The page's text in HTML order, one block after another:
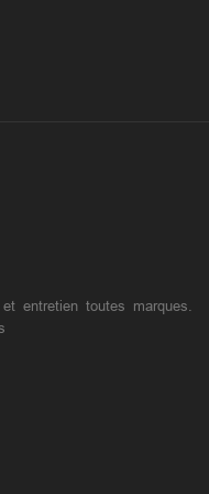
entretien toutes marques.